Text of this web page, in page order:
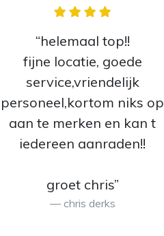
“helemaal top!!
fijne locatie, goede
service,vriendelijk
personeel,kortom niks op
aan te merken en kan t
iedereen aanraden!!
groet chris”
chris derks